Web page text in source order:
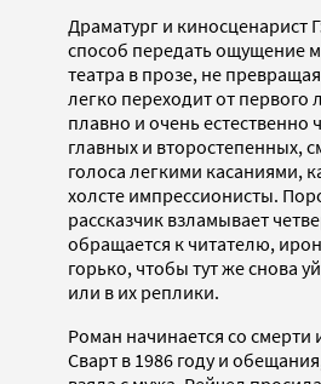
Драматург и киносценарист
способ передать ощущение
театра в прозе, не
легко переходит от первого
плавно и очень естественно
главных и второстепенных,
голоса легкими касаниями,
холсте импрессионисты.
рассказчик взламывает
обращается к читателю,
горько, чтобы тут же снова
или в их реплики.
Роман начинается со смерти
Сварт в 1986 году и